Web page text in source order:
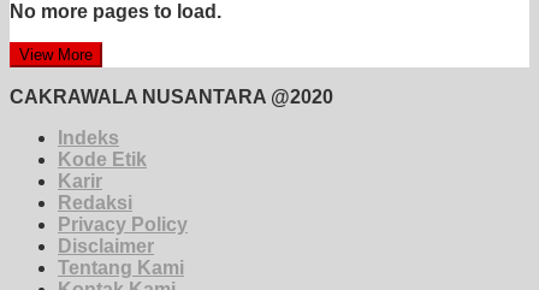
No more pages to load.
View More
CAKRAWALA NUSANTARA @2020
Indeks
Kode Etik
Karir
Redaksi
Privacy Policy
Disclaimer
Tentang Kami